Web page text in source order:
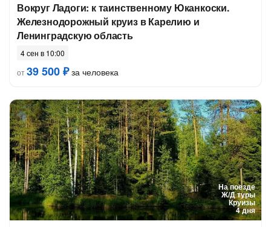
Вокруг Ладоги: к таинственному Юканкоски.
Железнодорожный круиз в Карелию и
Ленинградскую область
4 сен в 10:00
от39 500 ₽за человека
На поезде
Ж/Д туры
Круизы
4 дня